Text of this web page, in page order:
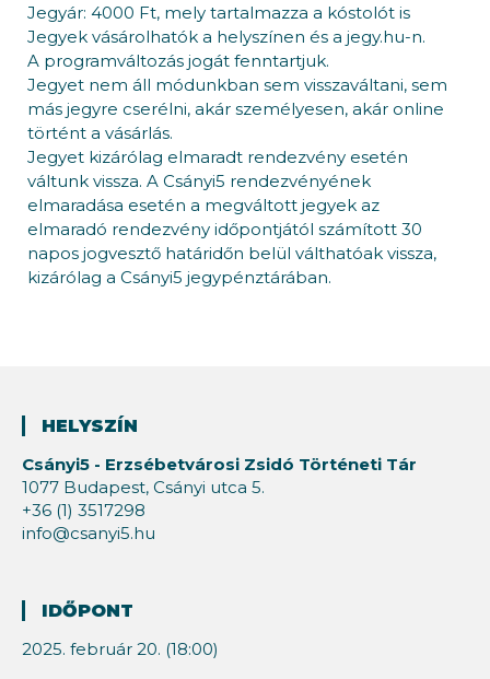
Jegyár: 4000 Ft, mely tartalmazza a kóstolót is
Jegyek vásárolhatók a helyszínen és a jegy.hu-n.
A programváltozás jogát fenntartjuk.
Jegyet nem áll módunkban sem visszaváltani, sem
más jegyre cserélni, akár személyesen, akár online
történt a vásárlás.
Jegyet kizárólag elmaradt rendezvény esetén
váltunk vissza. A Csányi5 rendezvényének
elmaradása esetén a megváltott jegyek az
elmaradó rendezvény időpontjától számított 30
napos jogvesztő határidőn belül válthatóak vissza,
kizárólag a Csányi5 jegypénztárában.
HELYSZÍN
Csányi5 - Erzsébetvárosi Zsidó Történeti Tár
1077 Budapest, Csányi utca 5.
+36 (1) 3517298
info@csanyi5.hu
IDŐPONT
2025. február 20. (18:00)